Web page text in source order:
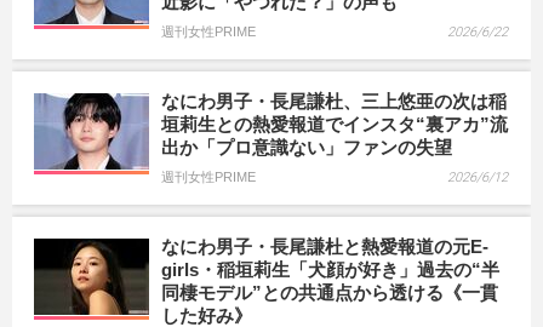
週刊女性PRIME 2026/6/22
なにわ男子・長尾謙杜、三上悠亜の次は稲
垣莉生との熱愛報道でインスタ“裏アカ”流
出か「プロ意識ない」ファンの失望
週刊女性PRIME 2026/6/12
なにわ男子・長尾謙杜と熱愛報道の元E-
girls・稲垣莉生「犬顔が好き」過去の“半
同棲モデル”との共通点から透ける《一貫
した好み》